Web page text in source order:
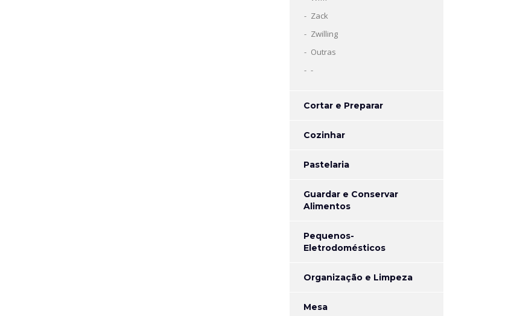
Zack
Zwilling
Outras
-
Cortar e Preparar
Cozinhar
Pastelaria
Guardar e Conservar
Alimentos
Pequenos-
Eletrodomésticos
Organização e Limpeza
Mesa